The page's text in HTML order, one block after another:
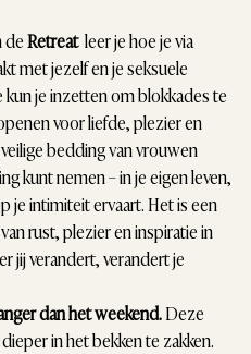
deRetreat leer je hoe je via
met jezelf en je seksuele
je inzetten om blokkades te
voor liefde, plezier en
bedding van vrouwen
kunt nemen – in je eigen leven,
je intimiteit ervaart. Het is een
rust, plezier en inspiratie in
jij verandert, verandert je
dan het weekend.Deze
in het bekken te zakken.